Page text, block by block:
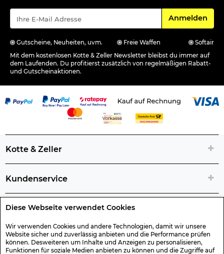
Diese Webseite verwendet Cookies
Wir verwenden Cookies und andere Technologien, damit wir unsere
Website sicher und zuverlässig anbieten und die Performance prüfen
können. Desweiteren um Inhalte und Anzeigen zu personalisieren,
Funktionen für soziale Medien anbieten zu können und die Zugriffe auf
Für den
Anmelden
Gutscheine, Neuheiten, uvm. Freie Waffen
Softair
Mit dem kostenlosen Kotte & Zeller Newsletter bleibst du immer auf
dem Laufenden. Du profitierst zusätzlich von regelmäßigen Rabatt-
und Gutscheinaktionen.
Kotte & Zeller
Kundenservice
Rechtliche Artikelinfos
Geschenk-Gutscheine